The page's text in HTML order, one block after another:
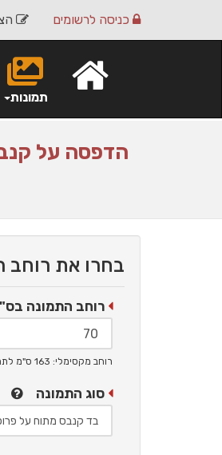
כניסה לרשומים
תמונות
הדפסה על
בחרו את רוחב
רוחב התמונה
רוחב מקסימלי: 163 ס"מ
סוג התמונה